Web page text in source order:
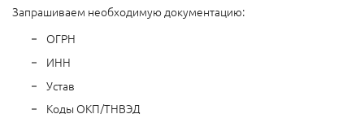
Запрашиваем необходимую документацию:
ОГРН
ИНН
Устав
Коды ОКП/ТНВЭД